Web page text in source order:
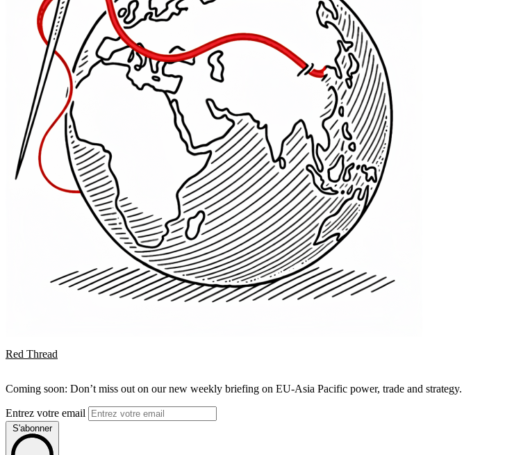
Red Thread
Coming soon: Don’t miss out on our new weekly briefing on EU-Asia Pacific power, trade and strategy.
Entrez votre email
S'abonner